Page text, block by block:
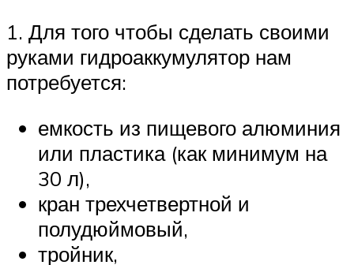
1. Для того чтобы сделать своими
руками гидроаккумулятор нам
потребуется:
емкость из пищевого алюминия
или пластика (как минимум на
30 л),
кран трехчетвертной и
полудюймовый,
тройник,